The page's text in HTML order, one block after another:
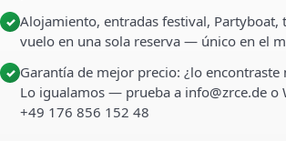
✓ Alojamiento, entradas festival, Partyboat,
vuelo en una sola reserva — único en el
✓ Garantía de mejor precio: ¿lo encontraste
Lo igualamos — prueba a info@zrce.de o
+49 176 856 152 48